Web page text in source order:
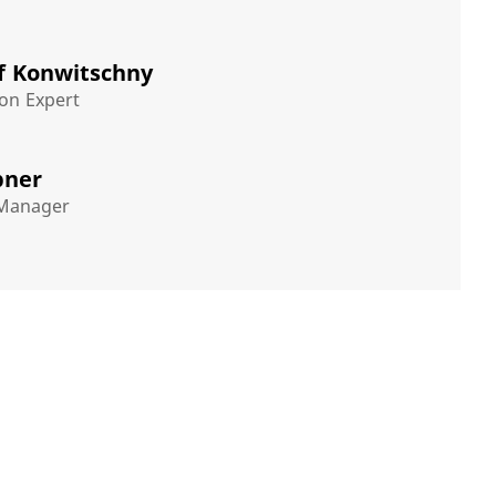
Konwitschny
Expert